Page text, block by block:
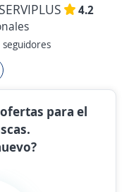
4.2
para el